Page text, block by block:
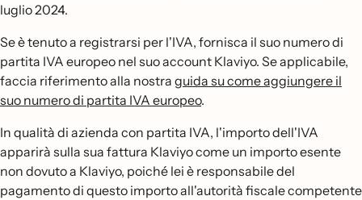
luglio 2024.
Se è tenuto a registrarsi per l'IVA, fornisca il suo numero di
partita IVA europeo nel suo account Klaviyo. Se applicabile,
faccia riferimento alla nostra guida su come aggiungere il
suo numero di partita IVA europeo.
In qualità di azienda con partita IVA, l'importo dell'IVA
apparirà sulla sua fattura Klaviyo come un importo esente
non dovuto a Klaviyo, poiché lei è responsabile del
pagamento di questo importo all'autorità fiscale competente